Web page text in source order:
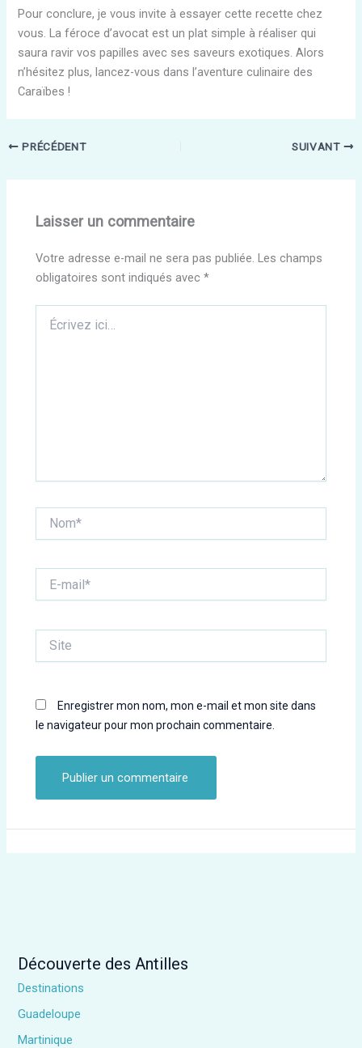
Pour conclure, je vous invite à essayer cette recette chez
vous. La féroce d’avocat est un plat simple à réaliser qui
saura ravir vos papilles avec ses saveurs exotiques. Alors
n’hésitez plus, lancez-vous dans l’aventure culinaire des
Caraïbes !
PRÉCÉDENT SUIVANT
Laisser un commentaire
Votre adresse e-mail ne sera pas publiée. Les champs
obligatoires sont indiqués avec*
ici…
mail*
Enregistrer mon nom, mon e-mail et mon site dans
le navigateur pour mon prochain commentaire.
Découverte des Antilles
Destinations
Guadeloupe
Martinique